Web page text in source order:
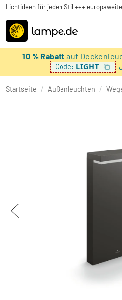
Lichtideen für jeden Stil +++
10 % Rabattauf
Code: LIGHT
Startseite / Außenleuchten /